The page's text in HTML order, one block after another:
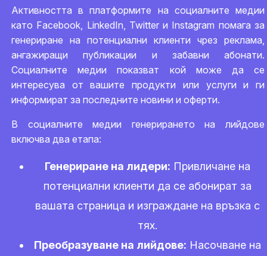
Активността в платформите на социалните медии
като Facebook, LinkedIn, Twitter и Instagram помага за
генериране на потенциални клиенти чрез реклама,
ангажиращи публикации и забавни абонати.
Социалните медии показват кой може да се
интересува от вашите продукти или услуги и ги
информират за последните новини и оферти.
В социалните медии генерирането на лийдове
включва два етапа:
Генериране на лидери: Привличане на
потенциални клиенти да се абонират за
вашата страница и изграждане на връзка с
тях.
Преобразуване на лийдове: Насочване на